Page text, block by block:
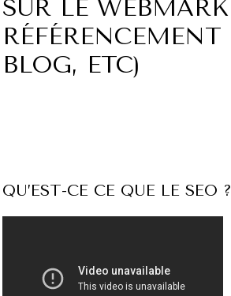
SUR LE
BLOG, ETC)
QU’EST-CE CE QUE LE SEO ?